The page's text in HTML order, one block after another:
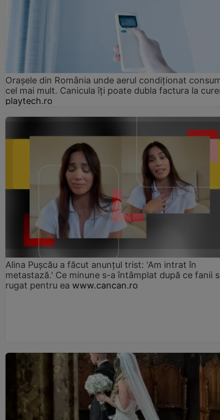
Orașele din România unde aerul condiționat
cel mai mult. Canicula îți poate dubla factura la
playtech.ro
Alina Pușcău a făcut anunțul trist: 'Am intrat în
metastază.' Ce minune s-a întâmplat după ce fanii
rugat pentru ea www.cancan.ro